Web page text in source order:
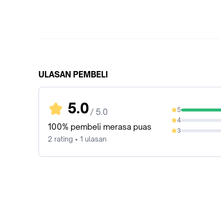
ULASAN PEMBELI
5.0 / 5.0
100% pembeli merasa puas
2 rating • 1 ulasan
5
100%
4
0%
3
0%